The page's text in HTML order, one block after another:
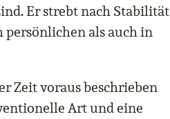
Er strebt nach Stabilität
als auch in
Zeit voraus beschrieben
Art und eine